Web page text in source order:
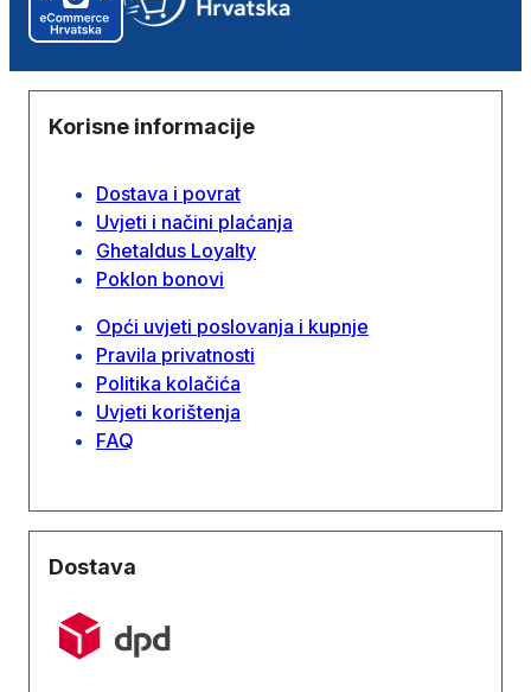
Korisne informacije
Dostava i povrat
Uvjeti i načini plaćanja
Ghetaldus Loyalty
Poklon bonovi
Opći uvjeti poslovanja i kupnje
Pravila privatnosti
Politika kolačića
Uvjeti korištenja
FAQ
Dostava